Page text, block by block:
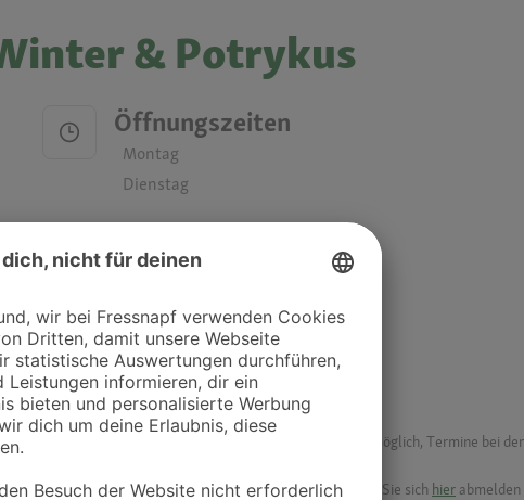
& Potrykus
Öffnungszeiten
Montag
Dienstag
Donnerstag
Samstag
Sonntag
übersichtlich anzuzeigen. Über Dr. Fressnapf ist es nicht möglich, Termine bei
direkt an die jeweilige Praxis oder Klinik.
gelistet werden oder Ihre Daten ändern möchten, können Sie sich hier